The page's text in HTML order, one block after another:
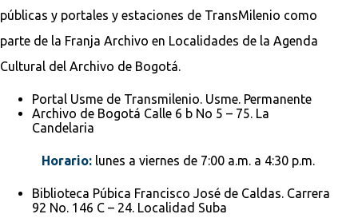
públicas y portales y estaciones de TransMilenio como
parte de la Franja Archivo en Localidades de la Agenda
Cultural del Archivo de Bogotá.
Portal Usme de Transmilenio. Usme. Permanente
Archivo de Bogotá Calle 6 b No 5 – 75. La
Candelaria
Horario: lunes a viernes de 7:00 a.m. a 4:30 p.m.
Biblioteca Púbica Francisco José de Caldas. Carrera
92 No. 146 C – 24. Localidad Suba